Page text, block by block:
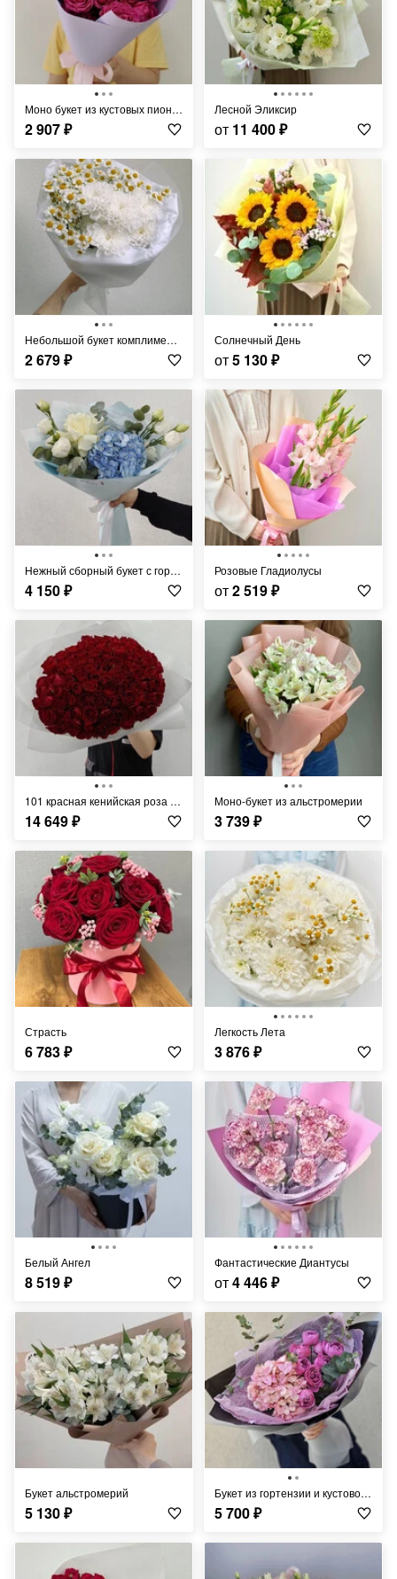
Моно букет из кустовых пионовидных роз
2 907₽
Лесной Эликсир
от 11 400₽
Небольшой букет комплимент с ромашками
2 679₽
Солнечный День
от5 130₽
Нежный сборный букет с гортензией и эустомой
4 150₽
Розовые Гладиолусы
от2 519₽
101 красная кенийская роза 40см
14 649₽
Моно-букет из альстромерии
3 739₽
Страсть
6 783₽
Легкость Лета
3 876₽
Белый Ангел
8 519₽
Фантастические Диантусы
от4 446₽
Букет альстромерий
5 130₽
букет из гортензии и кустовой розы
5 700₽